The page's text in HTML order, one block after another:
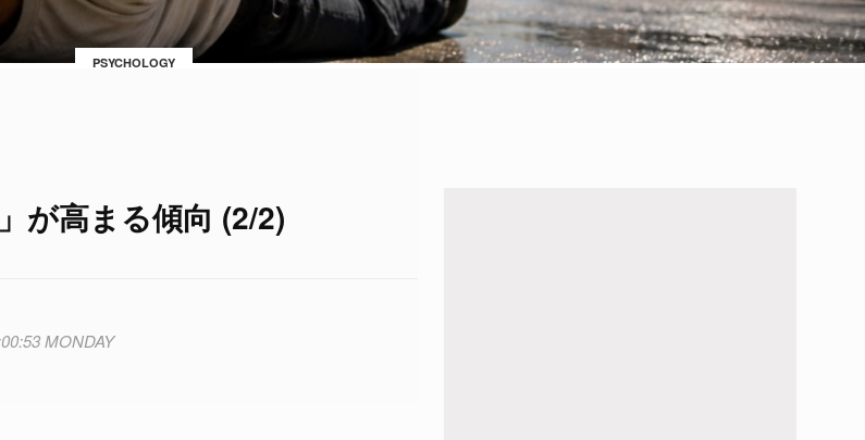
PSYCHOLOGY
が高まる傾向 (2/2)
MONDAY